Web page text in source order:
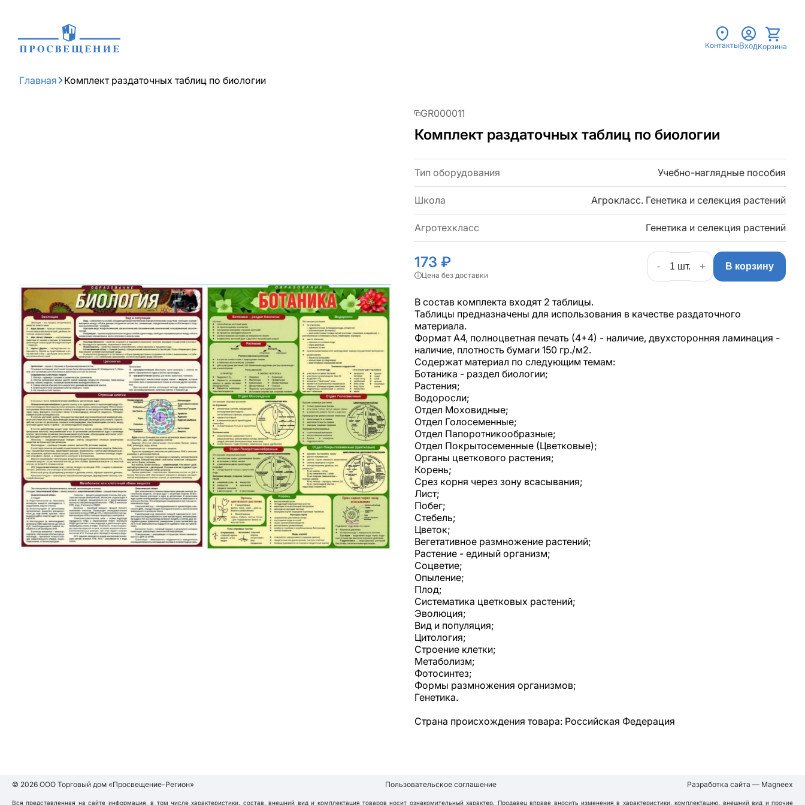
Контакты ВходКорзина
Главная Комплект раздаточных таблиц по биологии
GR000011
Комплект раздаточных таблиц по биологии
Тип оборудования Учебно-наглядные пособия
Школа Агрокласс. Генетика и селекция растений
Агротехкласс Генетика и селекция растений
173 ₽
Цена без доставки
- + В корзину
В состав комплекта входят 2 таблицы.
Таблицы предназначены для использования в качестве раздаточного
материала.
Формат А4, полноцветная печать (4+4) - наличие, двухсторонняя ламинация -
наличие, плотность бумаги 150 гр./м2.
Содержат материал по следующим темам:
Ботаника - раздел биологии;
Растения;
Водоросли;
Отдел Моховидные;
Отдел Голосеменные;
Отдел Папоротникообразные;
Отдел Покрытосеменные (Цветковые);
Органы цветкового растения;
Корень;
Срез корня через зону всасывания;
Лист;
Побег;
Стебель;
Цветок;
Вегетативное размножение растений;
Растение - единый организм;
Соцветие;
Опыление;
Плод;
Систематика цветковых растений;
Эволюция;
Вид и популяция;
Цитология;
Строение клетки;
Метаболизм;
Фотосинтез;
Формы размножения организмов;
Генетика.
Страна происхождения товара: Российская Федерация
© 2026 ООО Торговый дом «Просвещение-Регион» Пользовательское соглашение Разработка сайта — Magneex
Вся представленная на сайте информация, в том числе характеристики, состав, внешний вид и комплектация товаров носит ознакомительный характер. Продавец вправе вносить изменения в характеристики, комплектацию, внешний вид и прочие